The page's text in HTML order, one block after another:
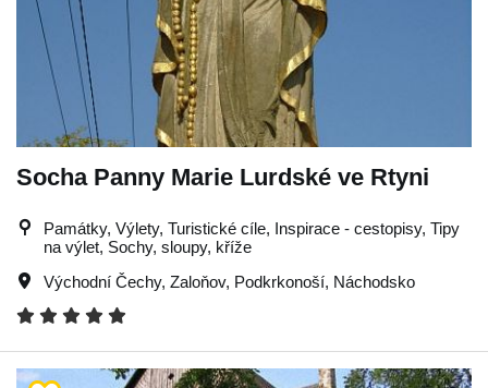
Socha Panny Marie Lurdské ve Rtyni
Památky, Výlety, Turistické cíle, Inspirace - cestopisy, Tipy
na výlet, Sochy, sloupy, kříže
Východní Čechy, Zaloňov, Podkrkonoší, Náchodsko